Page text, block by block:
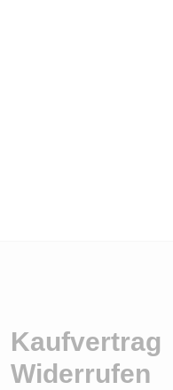
Kaufvertrag
Widerrufen